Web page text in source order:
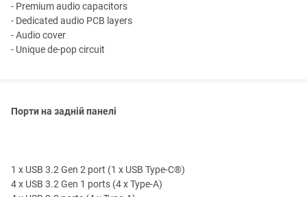
- Premium audio capacitors
- Dedicated audio PCB layers
- Audio cover
- Unique de-pop circuit
Порти на задній панелі
1 x USB 3.2 Gen 2 port (1 x USB Type-C®)
4 x USB 3.2 Gen 1 ports (4 x Type-A)